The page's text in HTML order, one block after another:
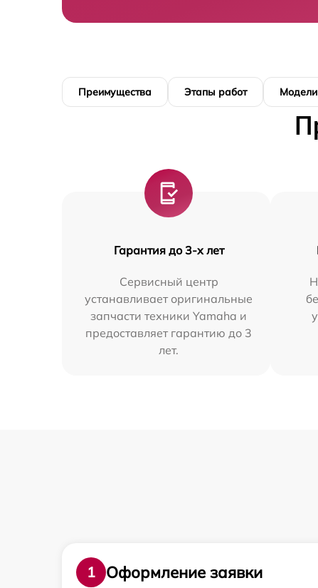
Преимущества Этапы работ Модели
Гарантия до 3-х лет
Сервисный центр
устанавливает оригинальные
запчасти техники Yamaha и
предоставляет гарантию до 3
лет.
1
Оформление заявки